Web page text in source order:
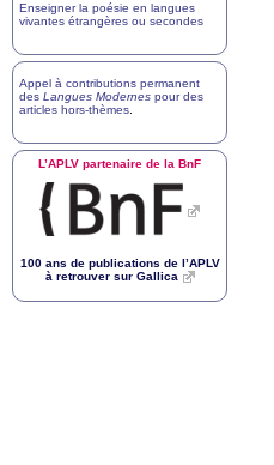
Enseigner la poésie en langues
vivantes étrangères ou secondes
Appel à contributions permanent
des Langues Modernes pour des
articles hors-thèmes
L’APLV partenaire de la BnF
100 ans de publications de l’APLV
à retrouver sur Gallica